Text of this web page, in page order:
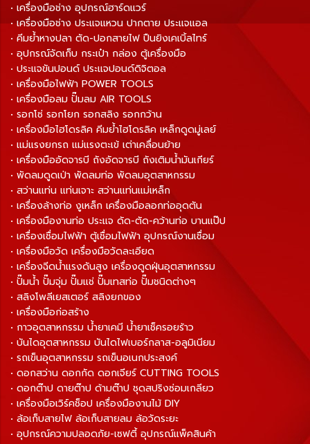
• เครื่องมือช่าง อุปกรณ์ฮาร์ดแวร์
• เครื่องมือช่าง ประแจแหวน ปากตาย ประแจแอล
• คีมย้ำหางปลา ตัด-ปอกสายไฟ ปืนยิงเคเบิ้ลไทร์
• อุปกรณ์จัดเก็บ กระเป๋า กล่อง ตู้เครื่องมือ
• ประแจขันปอนด์ ประแจปอนด์ดิจิตอล
• เครื่องมือไฟฟ้า POWER TOOLS
• เครื่องมือลม ปั๊มลม AIR TOOLS
• รอกโซ่ รอกโยก รอกสลิง รอกกว้าน
• เครื่องมือไฮโดรลิค คีมย้ำไฮโดรลิค เหล็กดูดมู่เลย์
• แม่แรงยกรถ แม่แรงตะเข้ เต่าเคลื่อนย้าย
• เครื่องมืออัดจารบี ถังอัดจารบี ถังเติมน้ำมันเกียร์
• พัดลมดูดเป่า พัดลมท่อ พัดลมอุตสาหกรรม
• สว่านแท่น แท่นเจาะ สว่านแท่นแม่เหล็ก
• เครื่องล้างท่อ งูเหล็ก เครื่องมือลอกท่ออุดตัน
• เครื่องมืองานท่อ ประแจ ดัด-ตัด-คว้านท่อ บานแป๊ป
• เครื่องเชื่อมไฟฟ้า ตู้เชื่อมไฟฟ้า อุปกรณ์งานเชื่อม
• เครื่องมือวัด เครื่องมือวัดละเอียด
• เครื่องฉีดน้ำแรงดันสูง เครื่องดูดฝุ่นอุตสาหกรรม
• ปั๊มน้ำ ปั๊มจุ่ม ปั๊มแช่ ปั๊มเทสท่อ ปั๊มชนิดต่างๆ
• สลิงโพลีเยสเตอร์ สลิงยกของ
• เครื่องมือก่อสร้าง
• กาวอุตสาหกรรม น้ำยาเคมี น้ำยาเช็ครอยร้าว
• บันไดอุตสาหกรรม บันไดไฟเบอร์กลาส-อลูมิเนียม
• รถเข็นอุตสาหกรรม รถเข็นอเนกประสงค์
• ดอกสว่าน ดอกกัด ดอกเจียร์ CUTTING TOOLS
• ดอกต๊าป ดายต๊าป ด้ามต๊าป ชุดสปริงซ่อมเกลียว
• เครื่องมือเวิร์คช็อป เครื่องมืองานไม้ DIY
• ล้อเก็บสายไฟ ล้อเก็บสายลม ล้อวัดระยะ
• อุปกรณ์ความปลอดภัย-เซฟตี้ อุปกรณ์แพ็คสินค้า